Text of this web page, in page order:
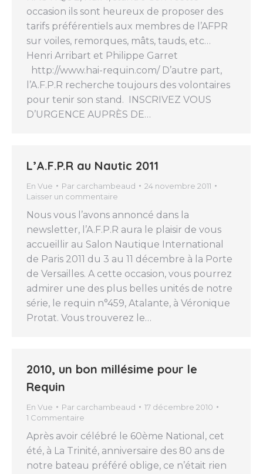
occasion ils sont heureux de proposer des
tarifs préférentiels aux membres de l’AFPR
sur voiles, remorques, mâts, tauds, etc…
Henri Arribart et Philippe Garret
http://www.hai-requin.com/ D’autre part,
l’A.F.P.R recherche toujours des volontaires
pour tenir son stand. INSCRIVEZ VOUS
D’URGENCE AUPRÈS DE…
L’A.F.P.R au Nautic 2011
En Vue Par carchambeaud
24 novembre 2011
Laisser un commentaire
Nous vous l’avons annoncé dans la
newsletter, l’A.F.P.R aura le plaisir de vous
accueillir au Salon Nautique International
de Paris 2011 du 3 au 11 décembre à la Porte
de Versailles. A cette occasion, vous pourrez
admirer une des plus belles unités de notre
série, le requin n°459, Atalante, à Véronique
Protat. Vous trouverez le…
2010, un bon millésime pour le
Requin
En Vue Par carchambeaud
17 décembre 2010
1 Commentaire
Après avoir célébré le 60ème National, cet
été, à La Trinité, anniversaire des 80 ans de
notre bateau préféré oblige, ce n’était rien